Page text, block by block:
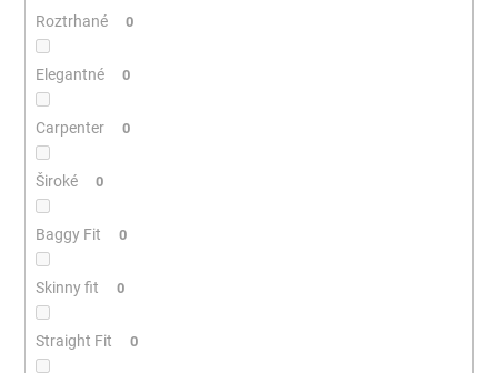
Roztrhané 0
Elegantné 0
Carpenter 0
Široké 0
Baggy Fit 0
Skinny fit 0
Straight Fit 0